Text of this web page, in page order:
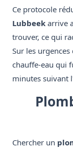
Ce protocole
Lubbeek arrive
trouver, ce qui
Sur les
chauffe-eau qui
minutes suivant
Chercher un